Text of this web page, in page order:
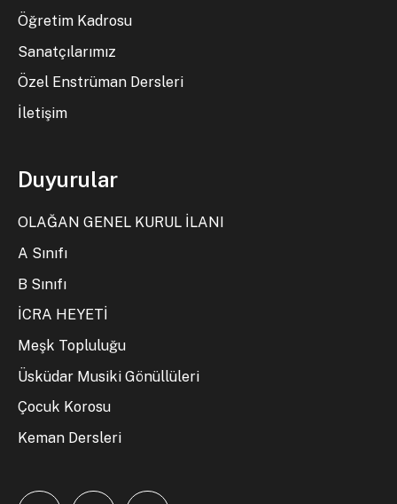
Öğretim Kadrosu
Sanatçılarımız
Özel Enstrüman Dersleri
İletişim
Duyurular
OLAĞAN GENEL KURUL İLANI
A Sınıfı
B Sınıfı
İCRA HEYETİ
Meşk Topluluğu
Üsküdar Musiki Gönüllüleri
Çocuk Korosu
Keman Dersleri